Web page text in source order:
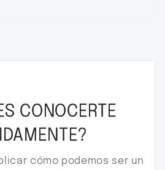
CONOCERTE
cómo podemos ser un